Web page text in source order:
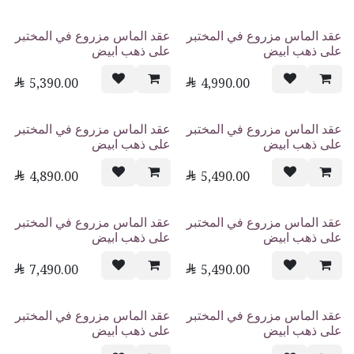
عقد الماس مزروع في المختبر
على ذهب ابيض
 4,990.00
عقد الماس مزروع في المختبر
على ذهب ابيض
 5,390.00
عقد الماس مزروع في المختبر
على ذهب ابيض
 5,490.00
عقد الماس مزروع في المختبر
على ذهب ابيض
 4,890.00
عقد الماس مزروع في المختبر
على ذهب ابيض
 5,490.00
عقد الماس مزروع في المختبر
على ذهب ابيض
 7,490.00
عقد الماس مزروع في المختبر
على ذهب ابيض
عقد الماس مزروع في المختبر
على ذهب ابيض